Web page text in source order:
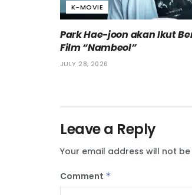
K-MOVIE
Park Hae-joon akan Ikut
Film “Nambeol”
JULY 28, 2026
Leave a Reply
Your email address will not
Comment *